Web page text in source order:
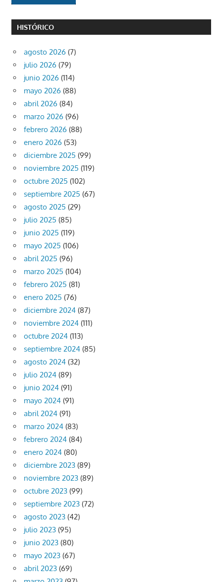
HISTÓRICO
agosto 2026 (7)
julio 2026 (79)
junio 2026 (114)
mayo 2026 (88)
abril 2026 (84)
marzo 2026 (96)
febrero 2026 (88)
enero 2026 (53)
diciembre 2025 (99)
noviembre 2025 (119)
octubre 2025 (102)
septiembre 2025 (67)
agosto 2025 (29)
julio 2025 (85)
junio 2025 (119)
mayo 2025 (106)
abril 2025 (96)
marzo 2025 (104)
febrero 2025 (81)
enero 2025 (76)
diciembre 2024 (87)
noviembre 2024 (111)
octubre 2024 (113)
septiembre 2024 (85)
agosto 2024 (32)
julio 2024 (89)
junio 2024 (91)
mayo 2024 (91)
abril 2024 (91)
marzo 2024 (83)
febrero 2024 (84)
enero 2024 (80)
diciembre 2023 (89)
noviembre 2023 (89)
octubre 2023 (99)
septiembre 2023 (72)
agosto 2023 (42)
julio 2023 (95)
junio 2023 (80)
mayo 2023 (67)
abril 2023 (69)